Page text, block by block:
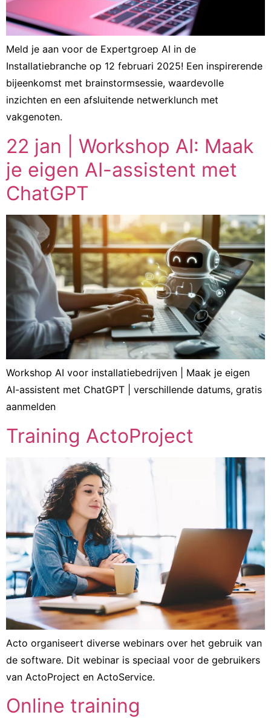
Meld je aan voor de Expertgroep AI in de
Installatiebranche op 12 februari 2025! Een inspirerende
bijeenkomst met brainstormsessie, waardevolle
inzichten en een afsluitende netwerklunch met
vakgenoten.
22 jan | Workshop AI: Maak
je eigen AI-assistent met
ChatGPT
Workshop AI voor installatiebedrijven | Maak je eigen
AI-assistent met ChatGPT | verschillende datums, gratis
aanmelden
Training ActoProject
Acto organiseert diverse webinars over het gebruik van
de software. Dit webinar is speciaal voor de gebruikers
van ActoProject en ActoService.
Online training